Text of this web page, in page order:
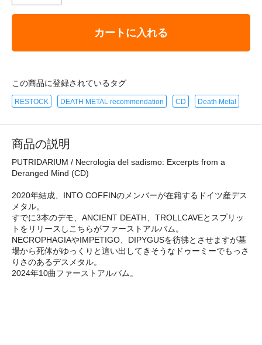
カートに入れる
この商品に登録されているタグ
RESTOCK DEATH METAL recommendation CD Death Metal
商品の説明
PUTRIDARIUM / Necrologia del sadismo: Excerpts from a
Deranged Mind (CD)
2020年結成、INTO COFFINのメンバーが在籍するドイツ産デス
メタル。
すでに3本のデモ、ANCIENT DEATH、TROLLCAVEとスプリッ
トをリリースしこちらがファーストアルバム。
NECROPHAGIAやIMPETIGO、DIPYGUSを彷彿とさせますが墓
場から死体がゆっくりと這い出してきそうなドゥーミーでもっさ
りさのあるデスメタル。
2024年10曲ファーストアルバム。